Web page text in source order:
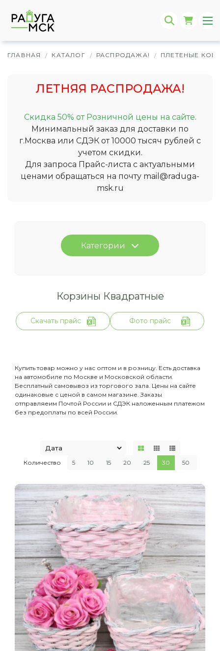
ГЛАВНАЯ / КАТАЛОГ / РАСПРОДАЖА! / ПЛЕТЕНЫЕ
ЛЕТНЯЯ РАСПРОДАЖА!
Скидка 50% от Розничной цены на сайте.
Минимальный заказ для доставки по
г.Москва или СДЭК от 10000 тысяч рублей с
учетом скидки.
Для запроса Прайс-листа с актуальными
ценами обращаться на почту mail@raduga-
msk.ru
Категории
Корзины Квадратные
Скачать прайс Фото прайс
Купить товар можно у нас оптом и в розницу. Есть доставка
на автомобиле по Москве и Московской области.
Бесплатный самовывоз из торгового зала. Цены на сайте
одинаковые с ценой в самом магазине. Заказы
отправляеим Почтой России и СДЭК наложенным платежом
без предоплаты по всей России.
Количество 5 10 15 20 25 30 50